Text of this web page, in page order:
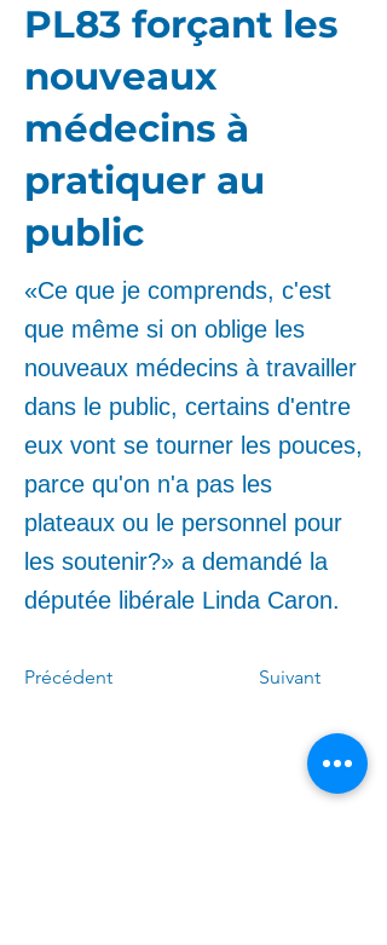
PL83 forçant les
nouveaux
médecins à
pratiquer au
public
«Ce que je comprends, c'est
que même si on oblige les
nouveaux médecins à travailler
dans le public, certains d'entre
eux vont se tourner les pouces,
parce qu'on n'a pas les
plateaux ou le personnel pour
les soutenir?» a demandé la
députée libérale Linda Caron.
Précédent Suivant